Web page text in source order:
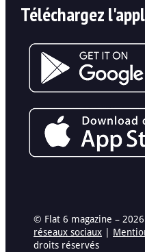
Téléchargez
© Flat 6 magazine –
réseaux sociaux |
droits réservés